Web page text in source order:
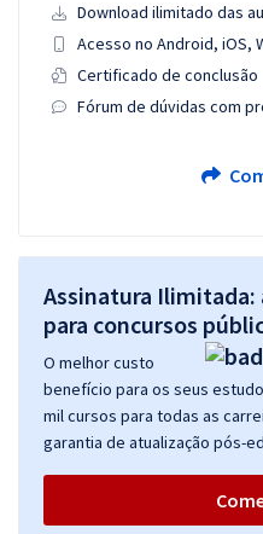
Download ilimitado das
Acesso no Android, iOS,
Certificado de conclusão
Fórum de dúvidas com
Assinatura Ilimitada:
para concursos
O melhor custo
benefício para os seus
mil cursos para todas as
garantia de atualização pós-